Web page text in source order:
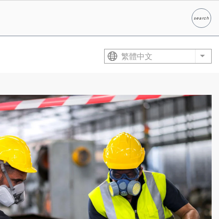
searchSearch
繁體中文 List